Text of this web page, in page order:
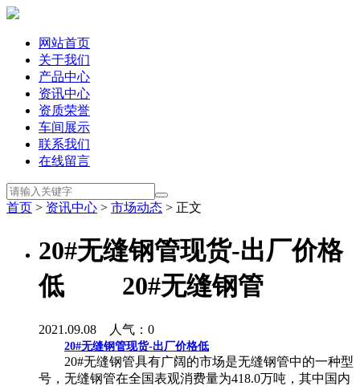
网站首页
关于我们
产品中心
资讯中心
资质荣誉
车间展示
联系我们
在线留言
首页 > 资讯中心 > 市场动态 > 正文
20#无缝钢管现货-出厂价格
低 20#无缝钢管
2021.09.08 人气： 0
20#无缝钢管现货-出厂价格低
20#无缝钢管具有广阔的市场是无缝钢管中的一种型
号，无缝钢管在全国表观消费量为418.0万吨，其中国内